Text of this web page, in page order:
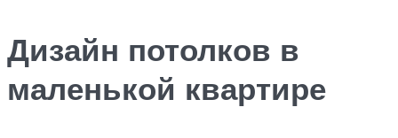
Дизайн потолков в
маленькой квартире